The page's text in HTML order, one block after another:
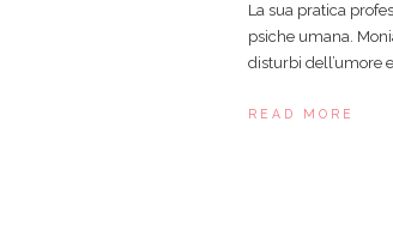
La sua pratica
psiche umana.
disturbi dell’umore
READ MORE